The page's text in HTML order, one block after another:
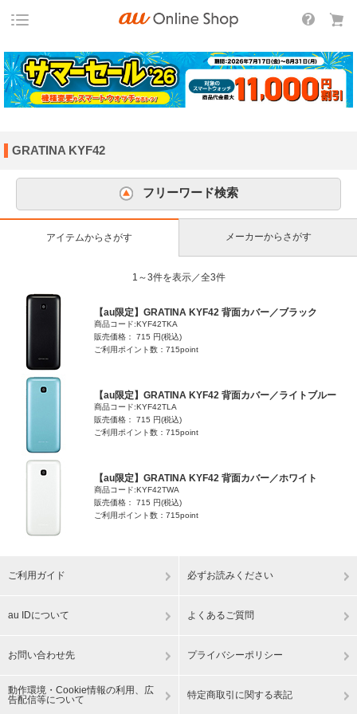
GRATINA KYF42
フリーワード検索
アイテムからさがす メーカーからさがす
1～3件を表示／全3件
【au限定】GRATINA KYF42 背面カバー／ブラック
商品コード:KYF42TKA
販売価格： 715 円(税込)
ご利用ポイント数：715point
【au限定】GRATINA KYF42 背面カバー／ライトブルー
商品コード:KYF42TLA
販売価格： 715 円(税込)
ご利用ポイント数：715point
【au限定】GRATINA KYF42 背面カバー／ホワイト
商品コード:KYF42TWA
販売価格： 715 円(税込)
ご利用ポイント数：715point
ご利用ガイド 必ずお読みください
au IDについて よくあるご質問
お問い合わせ先 プライバシーポリシー
動作環境・Cookie情報の利用、広
告配信等について
特定商取引に関する表記